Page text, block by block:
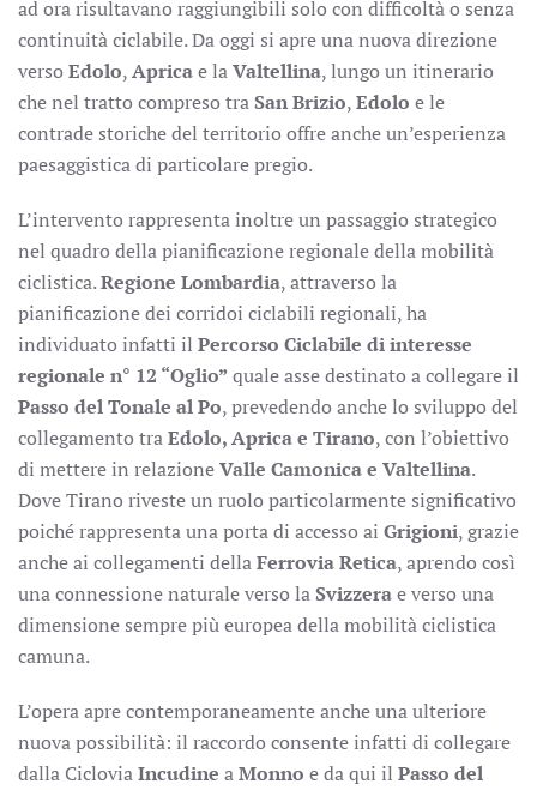
ad ora risultavano raggiungibili solo con difficoltà o senza
continuità ciclabile. Da oggi si apre una nuova direzione
verso Edolo,Apricae laValtellina, lungo un itinerario
che nel tratto compreso traSan Brizio,Edolo e le
contrade storiche del territorio offre anche un’esperienza
paesaggistica di particolare pregio.
L’intervento rappresenta inoltre un passaggio strategico
nel quadro della pianificazione regionale della mobilità
ciclistica.Regione Lombardia, attraverso la
pianificazione dei corridoi ciclabili regionali, ha
individuato infatti il Percorso Ciclabile di interesse
regionale n° 12 “Oglio” quale asse destinato a collegare il
Passo del Tonale al Po, prevedendo anche lo sviluppo del
collegamento traEdolo, Aprica e Tirano, con l’obiettivo
di mettere in relazioneValle Camonica e Valtellina.
Dove Tirano riveste un ruolo particolarmente significativo
poiché rappresenta una porta di accesso ai Grigioni, grazie
anche ai collegamenti dellaFerrovia Retica, aprendo così
una connessione naturale verso laSvizzerae verso una
dimensione sempre più europea della mobilità ciclistica
camuna.
L’opera apre contemporaneamente anche una ulteriore
nuova possibilità: il raccordo consente infatti di collegare
dalla CicloviaIncudine aMonno e da qui il Passo del